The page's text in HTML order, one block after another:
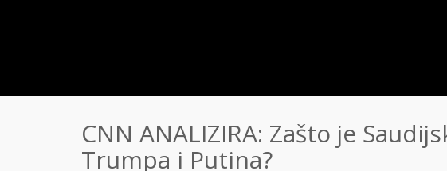
CNN ANALIZIRA: Zašto je
Trumpa i Putina?